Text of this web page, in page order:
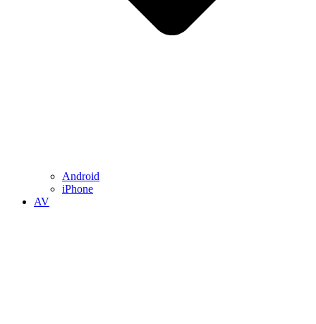
Android
iPhone
AV